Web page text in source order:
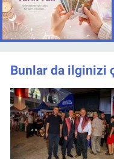
Bunlar da ilginizi